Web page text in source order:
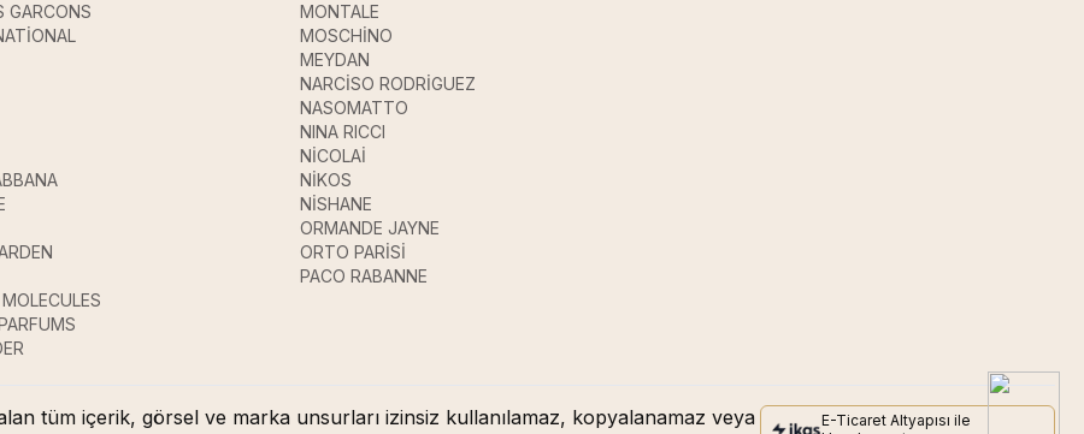
GARCONS
MONTALE
MOSCHİNO
MEYDAN
NARCİSO RODRİGUEZ
NASOMATTO
NINA RICCI
NİCOLAİ
NİKOS
NİSHANE
ORMANDE JAYNE
ORTO PARİSİ
PACO RABANNE
tüm içerik, görsel ve marka unsurları izinsiz kullanılamaz, kopyalanamaz veya
E-Ticaret Altyapısı ile